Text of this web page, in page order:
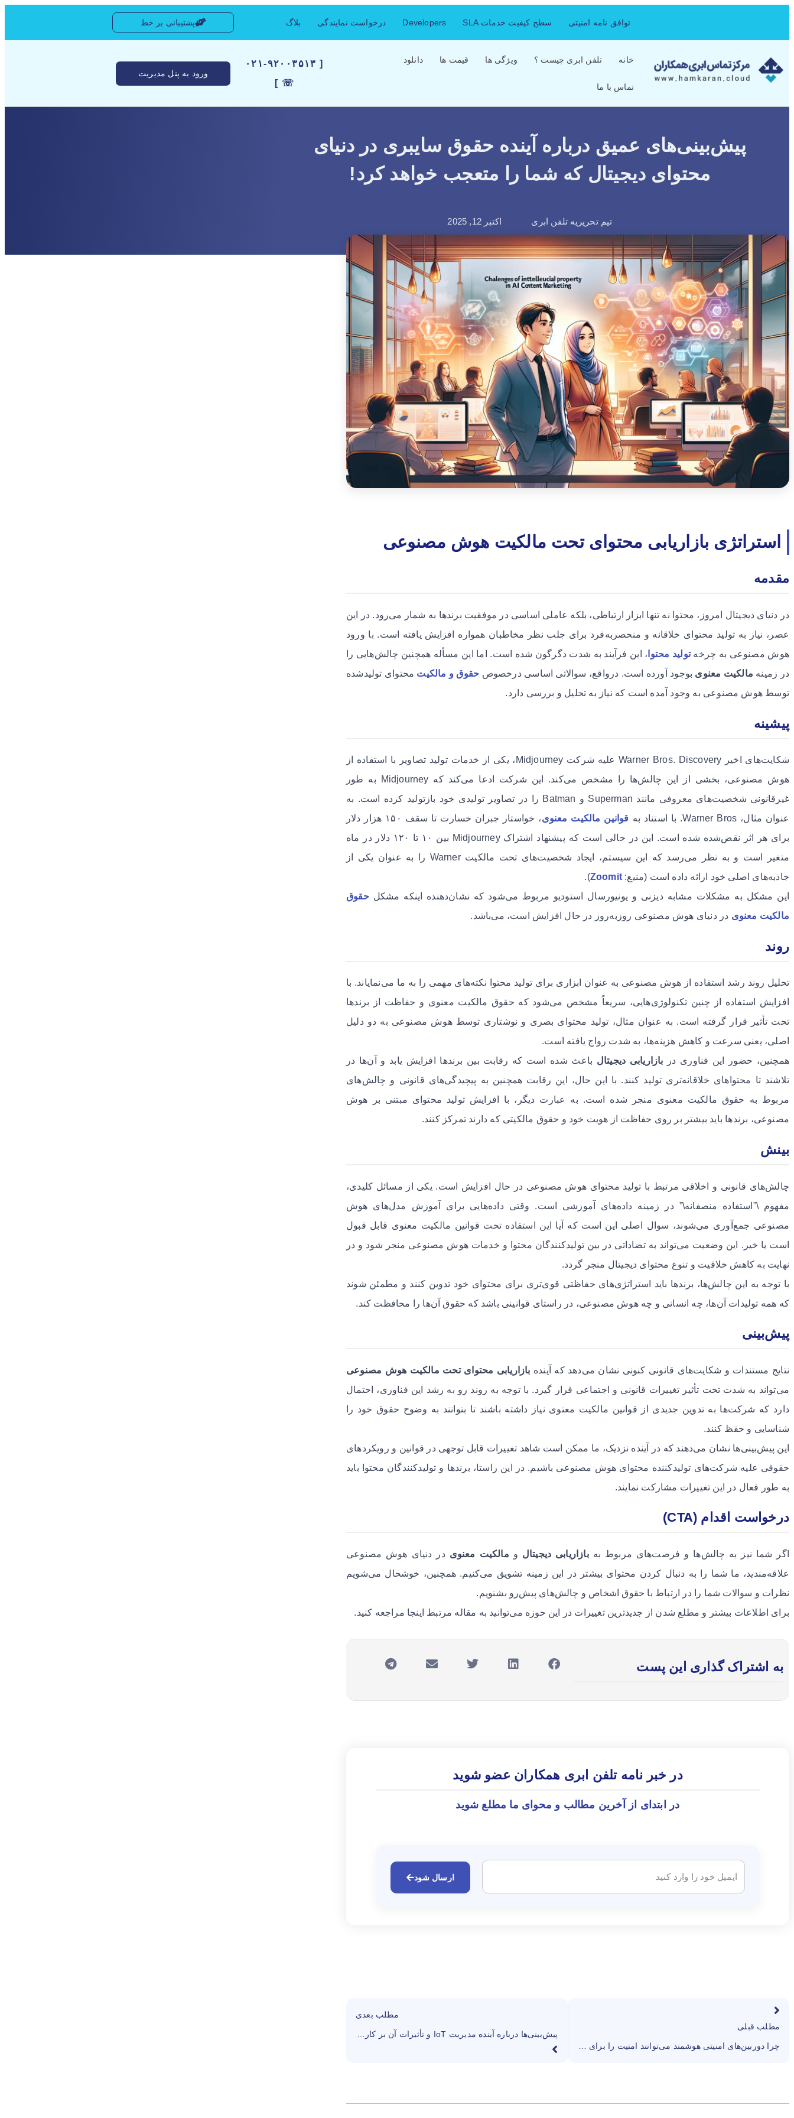
توافق نامه امنیتی سطح کیفیت خدمات SLA Developers درخواست نمایندگی بلاگ پشتیبانی بر خط
خانه تلفن ابری چیست ؟ ویژگی ها قیمت ها دانلود
تماس با ما
[ ۰۲۱-۹۲۰۰۳۵۱۳
☏ ]
ورود به پنل مدیریت
پیش‌بینی‌های عمیق درباره آینده حقوق سایبری در دنیای
محتوای دیجیتال که شما را متعجب خواهد کرد!
تیم تحریریه تلفن ابری اکتبر 12, 2025
استراتژی بازاریابی محتوای تحت مالکیت هوش مصنوعی
مقدمه
در دنیای دیجیتال امروز، محتوا نه تنها ابزار ارتباطی، بلکه عاملی اساسی در موفقیت برندها به شمار می‌رود. در این
عصر، نیاز به تولید محتوای خلاقانه و منحصربه‌فرد برای جلب نظر مخاطبان همواره افزایش یافته است. با ورود
هوش مصنوعی به چرخهتولید محتوا ، این فرآیند به شدت دگرگون شده است. اما این مسأله همچنین چالش‌هایی را
در زمینه مالکیت معنوی بوجود آورده است. درواقع، سوالاتی اساسی درخصوص حقوق و مالکیت محتوای تولیدشده
توسط هوش مصنوعی به وجود آمده است که نیاز به تحلیل و بررسی دارد.
پیشینه
شکایت‌های اخیر Warner Bros. Discovery علیه شرکت Midjourney، یکی از خدمات تولید تصاویر با استفاده از
هوش مصنوعی، بخشی از این چالش‌ها را مشخص می‌کند. این شرکت ادعا می‌کند که Midjourney به طور
غیرقانونی شخصیت‌های معروفی مانند Superman و Batman را در تصاویر تولیدی خود بازتولید کرده است. به
عنوان مثال، Warner Bros. با استناد به
قوانین مالکیت معنوی
، خواستار جبران خسارت تا سقف ۱۵۰ هزار دلار
برای هر اثر نقض‌شده شده است. این در حالی است که پیشنهاد اشتراک Midjourney بین ۱۰ تا ۱۲۰ دلار در ماه
متغیر است و به نظر می‌رسد که این سیستم، ایجاد شخصیت‌های تحت مالکیت Warner را به عنوان یکی از
جاذبه‌های اصلی خود ارائه داده است (منبع: Zoomit
).
این مشکل به مشکلات مشابه دیزنی و یونیورسال استودیو مربوط می‌شود که نشان‌دهنده اینکه مشکلحقوق
مالکیت معنوی در دنیای هوش مصنوعی روزبه‌روز در حال افزایش است، می‌باشد.
روند
تحلیل روند رشد استفاده از هوش مصنوعی به عنوان ابزاری برای تولید محتوا نکته‌های مهمی را به ما می‌نمایاند. با
افزایش استفاده از چنین تکنولوژی‌هایی، سریعاً مشخص می‌شود که حقوق مالکیت معنوی و حفاظت از برندها
تحت تأثیر قرار گرفته است. به عنوان مثال، تولید محتوای بصری و نوشتاری توسط هوش مصنوعی به دو دلیل
اصلی، یعنی سرعت و کاهش هزینه‌ها، به شدت رواج یافته است.
همچنین، حضور این فناوری در بازاریابی دیجیتال باعث شده است که رقابت بین برندها افزایش یابد و آن‌ها در
تلاشند تا محتواهای خلاقانه‌تری تولید کنند. با این حال، این رقابت همچنین به پیچیدگی‌های قانونی و چالش‌های
مربوط به حقوق مالکیت معنوی منجر شده است. به عبارت دیگر، با افزایش تولید محتوای مبتنی بر هوش
مصنوعی، برندها باید بیشتر بر روی حفاظت از هویت خود و حقوق مالکیتی که دارند تمرکز کنند.
بینش
چالش‌های قانونی و اخلاقی مرتبط با تولید محتوای هوش مصنوعی در حال افزایش است. یکی از مسائل کلیدی،
مفهوم \”استفاده منصفانه\” در زمینه داده‌های آموزشی است. وقتی داده‌هایی برای آموزش مدل‌های هوش
مصنوعی جمع‌آوری می‌شوند، سوال اصلی این است که آیا این استفاده تحت قوانین مالکیت معنوی قابل قبول
است یا خیر. این وضعیت می‌تواند به تضاداتی در بین تولیدکنندگان محتوا و خدمات هوش مصنوعی منجر شود و در
نهایت به کاهش خلاقیت و تنوع محتوای دیجیتال منجر گردد.
با توجه به این چالش‌ها، برندها باید استراتژی‌های حفاظتی قوی‌تری برای محتوای خود تدوین کنند و مطمئن شوند
که همه تولیدات آن‌ها، چه انسانی و چه هوش مصنوعی، در راستای قوانینی باشد که حقوق آن‌ها را محافظت کند.
پیش‌بینی
نتایج مستندات و شکایت‌های قانونی کنونی نشان می‌دهد که آینده بازاریابی محتوای تحت مالکیت هوش مصنوعی
می‌تواند به شدت تحت تأثیر تغییرات قانونی و اجتماعی قرار گیرد. با توجه به روند رو به رشد این فناوری، احتمال
دارد که شرکت‌ها به تدوین جدیدی از قوانین مالکیت معنوی نیاز داشته باشند تا بتوانند به وضوح حقوق خود را
شناسایی و حفظ کنند.
این پیش‌بینی‌ها نشان می‌دهند که در آینده نزدیک، ما ممکن است شاهد تغییرات قابل توجهی در قوانین و رویکردهای
حقوقی علیه شرکت‌های تولیدکننده محتوای هوش مصنوعی باشیم. در این راستا، برندها و تولیدکنندگان محتوا باید
به طور فعال در این تغییرات مشارکت نمایند.
درخواست اقدام (CTA)
اگر شما نیز به چالش‌ها و فرصت‌های مربوط بهبازاریابی دیجیتال و مالکیت معنوی در دنیای هوش مصنوعی
علاقه‌مندید، ما شما را به دنبال کردن محتوای بیشتر در این زمینه تشویق می‌کنیم. همچنین، خوشحال می‌شویم
نظرات و سوالات شما را در ارتباط با حقوق اشخاص و چالش‌های پیش‌رو بشنویم.
برای اطلاعات بیشتر و مطلع شدن از جدیدترین تغییرات در این حوزه می‌توانید به مقاله مرتبط اینجا مراجعه کنید.
به اشتراک گذاری این پست
در خبر نامه تلفن ابری همکاران عضو شوید
در ابتدای از آخرین مطالب و محوای ما مطلع شوید
ارسال شود
مطلب قبلی
مطلب بعدی